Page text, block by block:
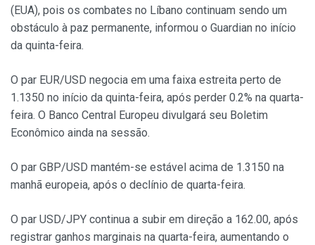
(EUA), pois os combates no Líbano continuam sendo um
obstáculo à paz permanente, informou o Guardian no início
da quinta-feira.
O par EUR/USD negocia em uma faixa estreita perto de
1.1350 no início da quinta-feira, após perder 0.2% na quarta-
feira. O Banco Central Europeu divulgará seu Boletim
Econômico ainda na sessão.
O par GBP/USD mantém-se estável acima de 1.3150 na
manhã europeia, após o declínio de quarta-feira.
O par USD/JPY continua a subir em direção a 162.00, após
registrar ganhos marginais na quarta-feira, aumentando o